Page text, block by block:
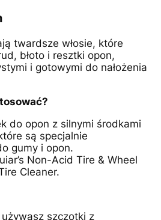
twardsze włosie, które
błoto i resztki opon,
i gotowymi do nałożenia
do opon z silnymi środkami
są specjalnie
gumy i opon.
Non-Acid Tire & Wheel
Cleaner.
szczotki z